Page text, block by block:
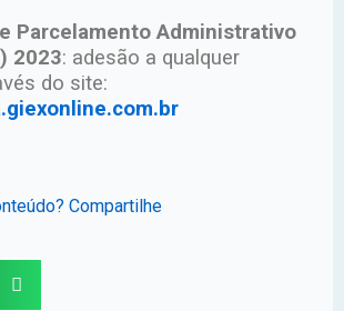
Parcelamento Administrativo
2023: adesão a qualquer
do site:
Compartilhe